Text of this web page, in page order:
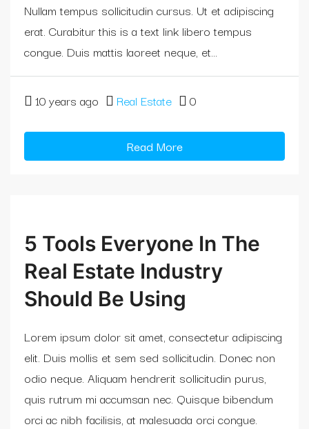
Nullam tempus sollicitudin cursus. Ut et adipiscing
erat. Curabitur this is a text link libero tempus
congue. Duis mattis laoreet neque, et...
10 years ago Real Estate 0
Read More
5 Tools Everyone In The
Real Estate Industry
Should Be Using
Lorem ipsum dolor sit amet, consectetur adipiscing
elit. Duis mollis et sem sed sollicitudin. Donec non
odio neque. Aliquam hendrerit sollicitudin purus,
quis rutrum mi accumsan nec. Quisque bibendum
orci ac nibh facilisis, at malesuada orci congue.